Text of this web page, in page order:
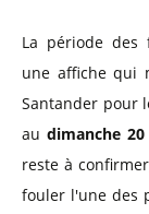
La période des
une affiche qui
Santander pour
au dimanche
reste à
fouler l'une des